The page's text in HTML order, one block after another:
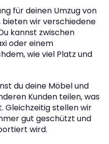
für deinen Umzug von
bieten wir verschiedene
kannst zwischen
oder einem
wie viel Platz und
du deine Möbel und
Kunden teilen, was
Gleichzeitig stellen wir
gut geschützt und
wird.